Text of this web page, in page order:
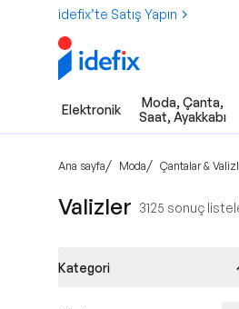
idefix’te Satış Yapın
Elektronik
Moda, Çanta,
Saat, Ayakkabı
Ana sayfa/ Moda/ Çantalar &
Valizler 3125 sonuç
Kategori